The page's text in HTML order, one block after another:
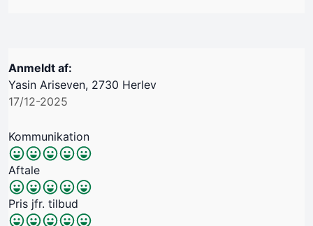
Anmeldt af:
Yasin Ariseven, 2730 Herlev
17/12-2025
Kommunikation
Aftale
Pris jfr. tilbud